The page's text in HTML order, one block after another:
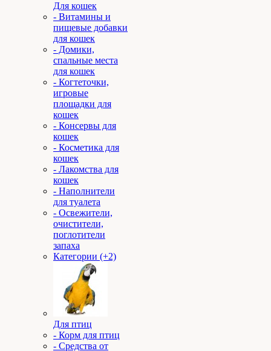
Для кошек
- Витамины и
пищевые добавки
для кошек
- Домики,
спальные места
для кошек
- Когтеточки,
игровые
площадки для
кошек
- Консервы для
кошек
- Косметика для
кошек
- Лакомства для
кошек
- Наполнители
для туалета
- Освежители,
очистители,
поглотители
запаха
Категории (+2)
Для птиц
- Корм для птиц
- Средства от